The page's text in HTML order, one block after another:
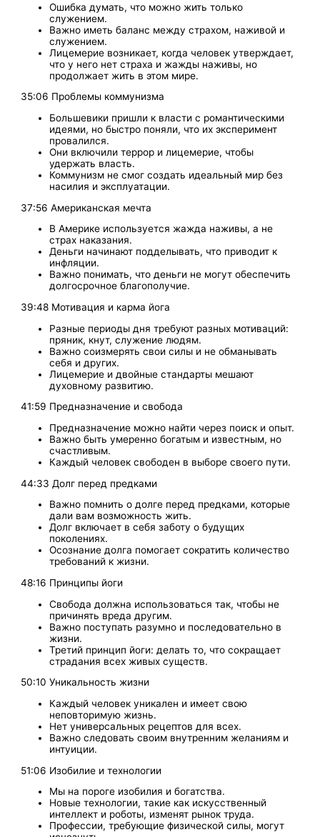
Ошибка думать, что можно жить только
служением.
Важно иметь баланс между страхом, наживой и
служением.
Лицемерие возникает, когда человек утверждает,
что у него нет страха и жажды наживы, но
продолжает жить в этом мире.
35:06 Проблемы коммунизма
Большевики пришли к власти с романтическими
идеями, но быстро поняли, что их эксперимент
провалился.
Они включили террор и лицемерие, чтобы
удержать власть.
Коммунизм не смог создать идеальный мир без
насилия и эксплуатации.
37:56 Американская мечта
В Америке используется жажда наживы, а не
страх наказания.
Деньги начинают подделывать, что приводит к
инфляции.
Важно понимать, что деньги не могут обеспечить
долгосрочное благополучие.
39:48 Мотивация и карма йога
Разные периоды дня требуют разных мотиваций:
пряник, кнут, служение людям.
Важно соизмерять свои силы и не обманывать
себя и других.
Лицемерие и двойные стандарты мешают
духовному развитию.
41:59 Предназначение и свобода
Предназначение можно найти через поиск и опыт.
Важно быть умеренно богатым и известным, но
счастливым.
Каждый человек свободен в выборе своего пути.
44:33 Долг перед предками
Важно помнить о долге перед предками, которые
дали вам возможность жить.
Долг включает в себя заботу о будущих
поколениях.
Осознание долга помогает сократить количество
требований к жизни.
48:16 Принципы йоги
Свобода должна использоваться так, чтобы не
причинять вреда другим.
Важно поступать разумно и последовательно в
жизни.
Третий принцип йоги: делать то, что сокращает
страдания всех живых существ.
50:10 Уникальность жизни
Каждый человек уникален и имеет свою
неповторимую жизнь.
Нет универсальных рецептов для всех.
Важно следовать своим внутренним желаниям и
интуиции.
51:06 Изобилие и технологии
Мы на пороге изобилия и богатства.
Новые технологии, такие как искусственный
интеллект и роботы, изменят рынок труда.
Профессии, требующие физической силы, могут